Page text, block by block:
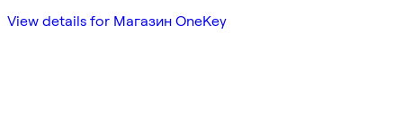
View details for Магазин OneKey